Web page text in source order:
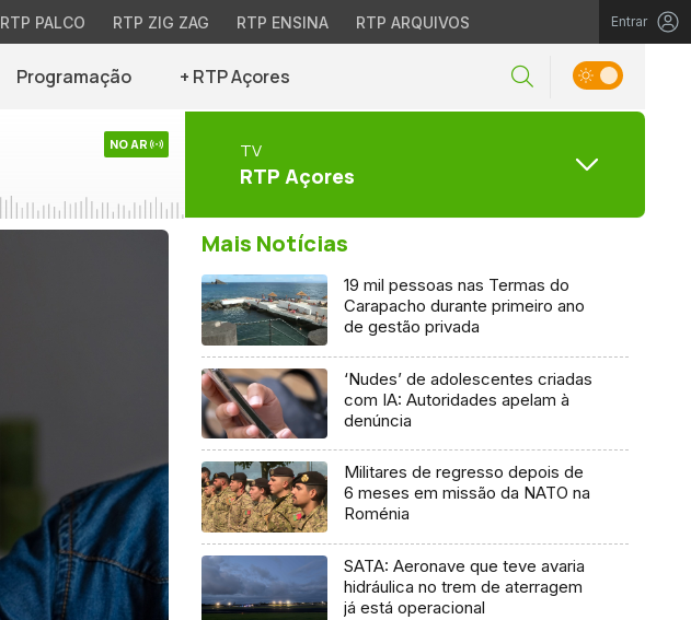
RTP PALCO RTP ZIG ZAG RTP ENSINA RTP ARQUIVOS Entrar
Programação + RTP Açores
NO AR TV
RTP Açores
Mais Notícias
19 mil pessoas nas Termas do
Carapacho durante primeiro ano
de gestão privada
‘Nudes’ de adolescentes criadas
com IA: Autoridades apelam à
denúncia
Militares de regresso depois de
6 meses em missão da NATO na
Roménia
SATA: Aeronave que teve avaria
hidráulica no trem de aterragem
já está operacional